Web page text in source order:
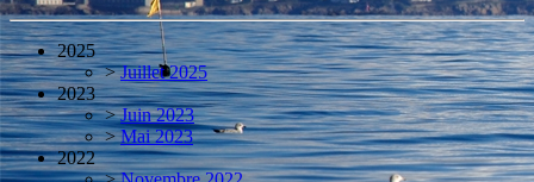
2025
> Juillet 2025
2023
> Juin 2023
> Mai 2023
2022